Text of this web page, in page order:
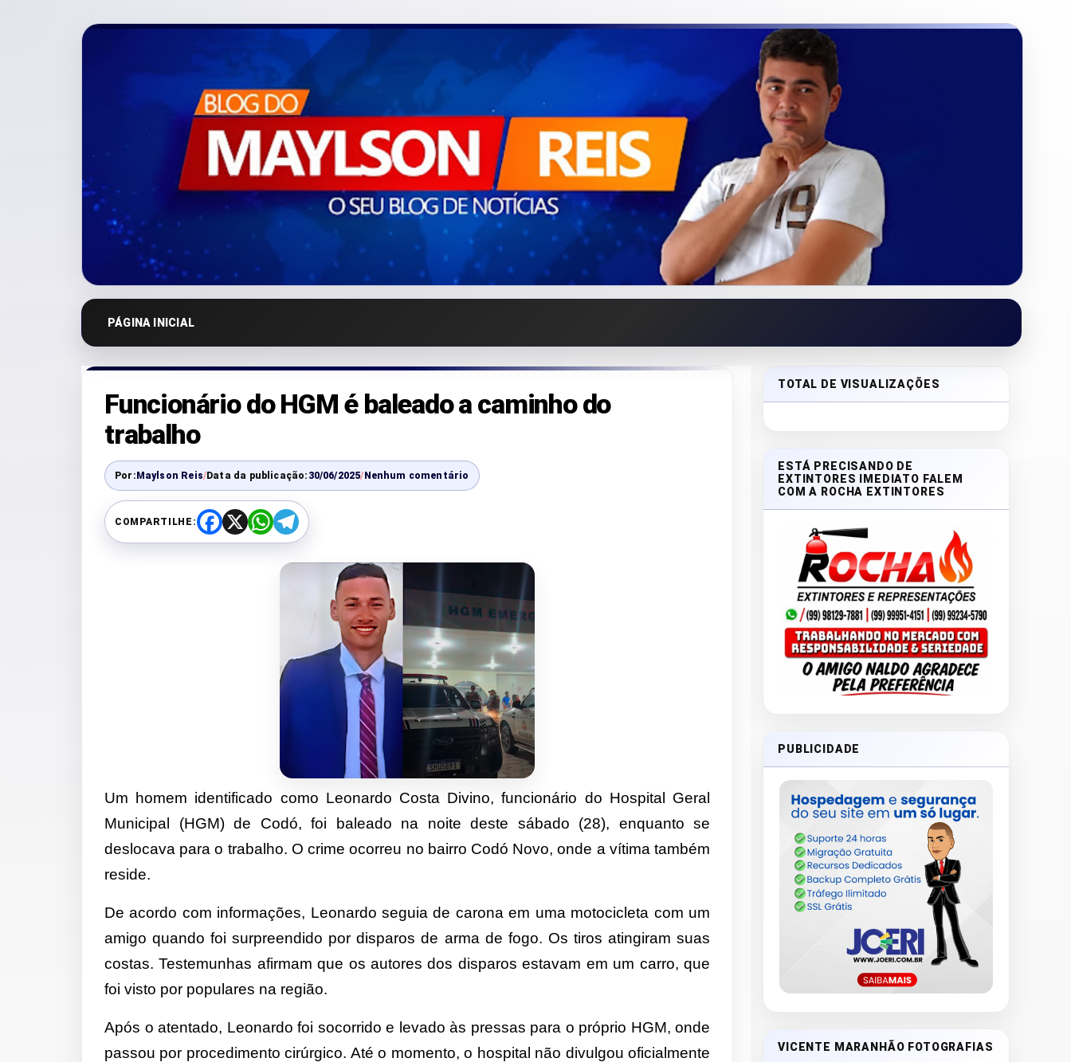
PÁGINA INICIAL
Funcionário do HGM é baleado a caminho do
trabalho
Por:Maylson Reis/Data da publicação: 30/06/2025/Nenhum comentário
COMPARTILHE:
F
a
X
W
h
T
e
e
Um homem identificado como Leonardo Costa Divino, funcionário do Hospital Geral
Municipal (HGM) de Codó, foi baleado na noite deste sábado (28), enquanto se
deslocava para o trabalho. O crime ocorreu no bairro Codó Novo, onde a vítima também
reside.
De acordo com informações, Leonardo seguia de carona em uma motocicleta com um
amigo quando foi surpreendido por disparos de arma de fogo. Os tiros atingiram suas
costas. Testemunhas afirmam que os autores dos disparos estavam em um carro, que
foi visto por populares na região.
Após o atentado, Leonardo foi socorrido e levado às pressas para o próprio HGM, onde
passou por procedimento cirúrgico. Até o momento, o hospital não divulgou oficialmente
TOTAL DE VISUALIZAÇÕES
ESTÁ PRECISANDO DE
EXTINTORES IMEDIATO FALEM
COM A ROCHA EXTINTORES
PUBLICIDADE
VICENTE MARANHÃO FOTOGRAFIAS